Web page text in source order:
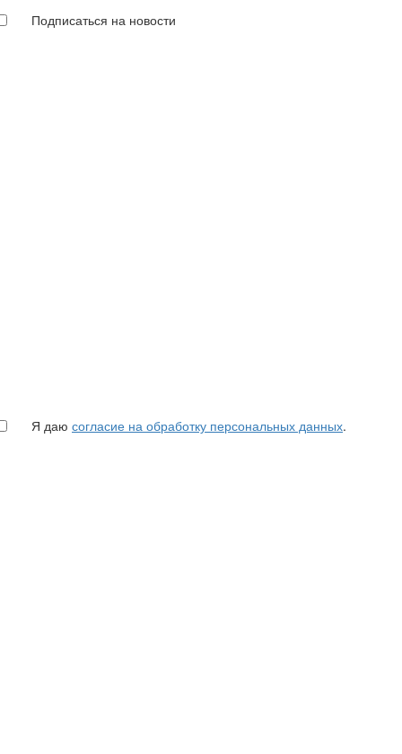
Подписаться на новости
Я даю согласие на обработку персональных данных.